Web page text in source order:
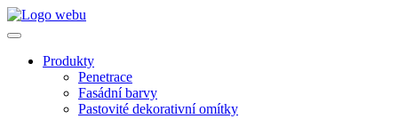
Produkty
Penetrace
Fasádní barvy
Pastovité dekorativní omítky